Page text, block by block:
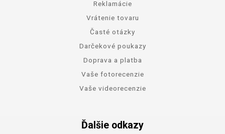
Reklamácie
Vrátenie tovaru
Časté otázky
Darčekové poukazy
Doprava a platba
Vaše fotorecenzie
Vaše videorecenzie
Ďalšie odkazy